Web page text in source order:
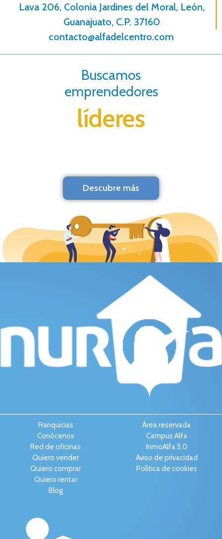
Lava 206, Colonia Jardines del Moral, León,
Guanajuato, C.P. 37160
contacto@alfadelcentro.com
Buscamos
emprendedores
líderes
Descubre más
Franquicias
Conócenos
Red de oficinas
Quiero vender
Quiero comprar
Quiero rentar
Blog
Área reservada
Campus Alfa
InmoAlfa 5.0
Aviso de privacidad
Política de cookies